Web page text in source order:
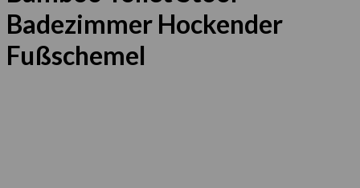
Badezimmer Hockender
Fußschemel